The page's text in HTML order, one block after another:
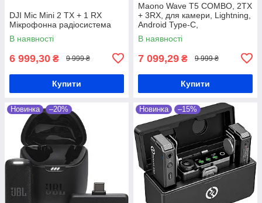
DJI Mic Mini 2 TX + 1 RX
Мікрофонна радіосистема
В наявності
6 999,30 ₴ 9 999 ₴
Купити
Maono Wave T5 COMBO, 2TX
+ 3RX, для камери, Lightning,
Android Type-C,
шумозаглушення AI
Мікрофонна радіосистема
В наявності
7 099,29 ₴ 9 999 ₴
Купити
Новинка –20% Новинка –15%